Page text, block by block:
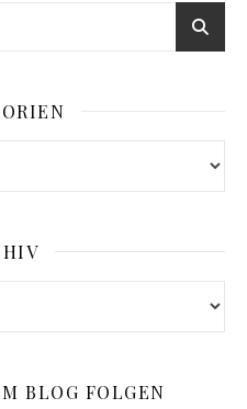
BLOG FOLGEN